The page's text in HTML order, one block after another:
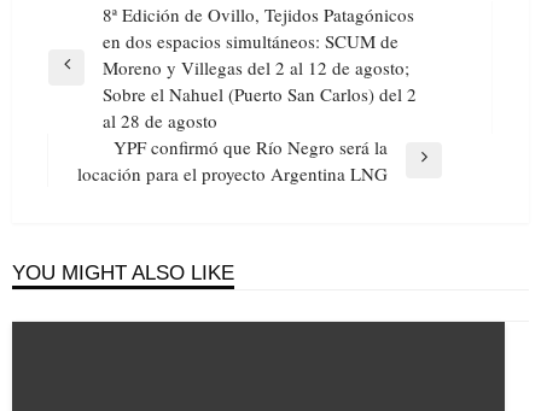
Navegación
entradas
Previous
8ª Edición de Ovillo, Tejidos Patagónicos
en dos espacios simultáneos: SCUM de
Moreno y Villegas del 2 al 12 de agosto;
Sobre el Nahuel (Puerto San Carlos) del 2
al 28 de agosto
Next
YPF confirmó que Río Negro será la
locación para el proyecto Argentina LNG
YOU MIGHT ALSO LIKE